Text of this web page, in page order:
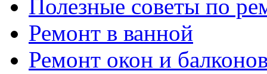
Полезные советы по
Ремонт в ванной
Ремонт окон и